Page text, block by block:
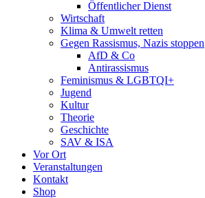
Öffentlicher Dienst
Wirtschaft
Klima & Umwelt retten
Gegen Rassismus, Nazis stoppen
AfD & Co
Antirassismus
Feminismus & LGBTQI+
Jugend
Kultur
Theorie
Geschichte
SAV & ISA
Vor Ort
Veranstaltungen
Kontakt
Shop